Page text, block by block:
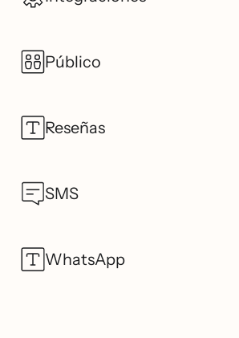
Público
Reseñas
SMS
WhatsApp